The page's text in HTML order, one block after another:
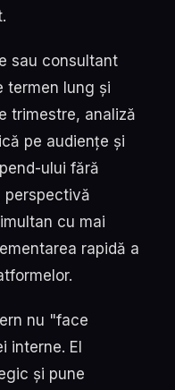
sau consultant
termen lung și
trimestre, analiză
pe audiențe și
ului fără
perspectivă
cu mai
rapidă a
nu "face
interne. El
și pune